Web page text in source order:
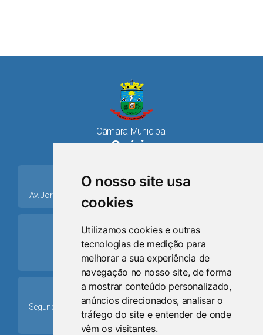
O nosso site usa
cookies
Utilizamos cookies e outras
tecnologias de medição para
melhorar a sua experiência de
navegação no nosso site, de forma
a mostrar conteúdo personalizado,
anúncios direcionados, analisar o
tráfego do site e entender de onde
vêm os visitantes.
Câmara Municipal
Osório
place
Av. Jorge Dariva, 1211, Centro CEP: 95520.000 - Osório/RS
ring_volume
Telefone
(51) 9 8024-0884
Schedule
Segunda-feira a Sexta-feira: 08h às 12h e das 13h30min às
17h30min